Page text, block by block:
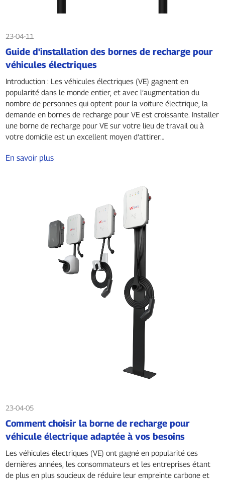
23-04-11
Guide d'installation des bornes de recharge pour
véhicules électriques
Introduction : Les véhicules électriques (VE) gagnent en
popularité dans le monde entier, et avec l’augmentation du
nombre de personnes qui optent pour la voiture électrique, la
demande en bornes de recharge pour VE est croissante. Installer
une borne de recharge pour VE sur votre lieu de travail ou à
votre domicile est un excellent moyen d’attirer…
En savoir plus
23-04-05
Comment choisir la borne de recharge pour
véhicule électrique adaptée à vos besoins
Les véhicules électriques (VE) ont gagné en popularité ces
dernières années, les consommateurs et les entreprises étant
de plus en plus soucieux de réduire leur empreinte carbone et